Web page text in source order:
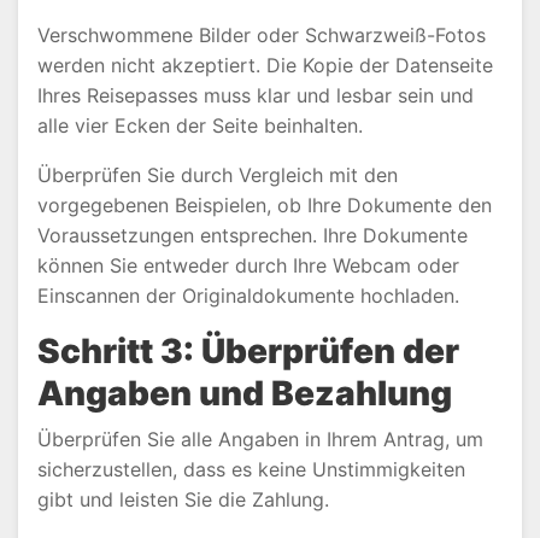
Verschwommene Bilder oder Schwarzweiß-Fotos
werden nicht akzeptiert. Die Kopie der Datenseite
Ihres Reisepasses muss klar und lesbar sein und
alle vier Ecken der Seite beinhalten.
Überprüfen Sie durch Vergleich mit den
vorgegebenen Beispielen, ob Ihre Dokumente den
Voraussetzungen entsprechen. Ihre Dokumente
können Sie entweder durch Ihre Webcam oder
Einscannen der Originaldokumente hochladen.
Schritt 3: Überprüfen der
Angaben und Bezahlung
Überprüfen Sie alle Angaben in Ihrem Antrag, um
sicherzustellen, dass es keine Unstimmigkeiten
gibt und leisten Sie die Zahlung.